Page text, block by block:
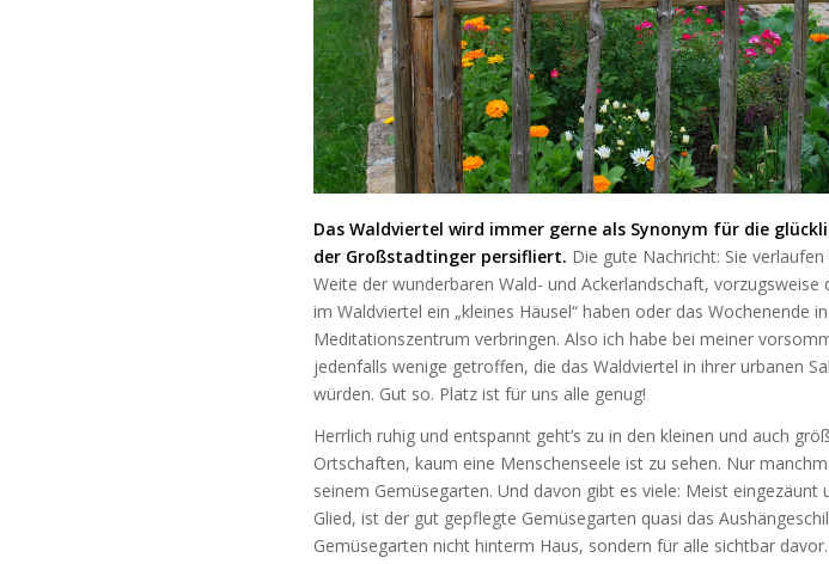
Das Waldviertel wird immer gerne als Synonym für die
der Großstadtinger persifliert. Die gute Nachricht: Sie
Weite der wunderbaren Wald- und Ackerlandschaft, vorzugsweise
im Waldviertel ein „kleines Häusel“ haben oder das Wochenende
Meditationszentrum verbringen. Also ich habe bei meiner
jedenfalls wenige getroffen, die das Waldviertel in ihrer urbanen
würden. Gut so. Platz ist für uns alle genug!
Herrlich ruhig und entspannt geht’s zu in den kleinen und auch
Ortschaften, kaum eine Menschenseele ist zu sehen. Nur
seinem Gemüsegarten. Und davon gibt es viele: Meist eingezäunt
Glied, ist der gut gepflegte Gemüsegarten quasi das
Gemüsegarten nicht hinterm Haus, sondern für alle sichtbar